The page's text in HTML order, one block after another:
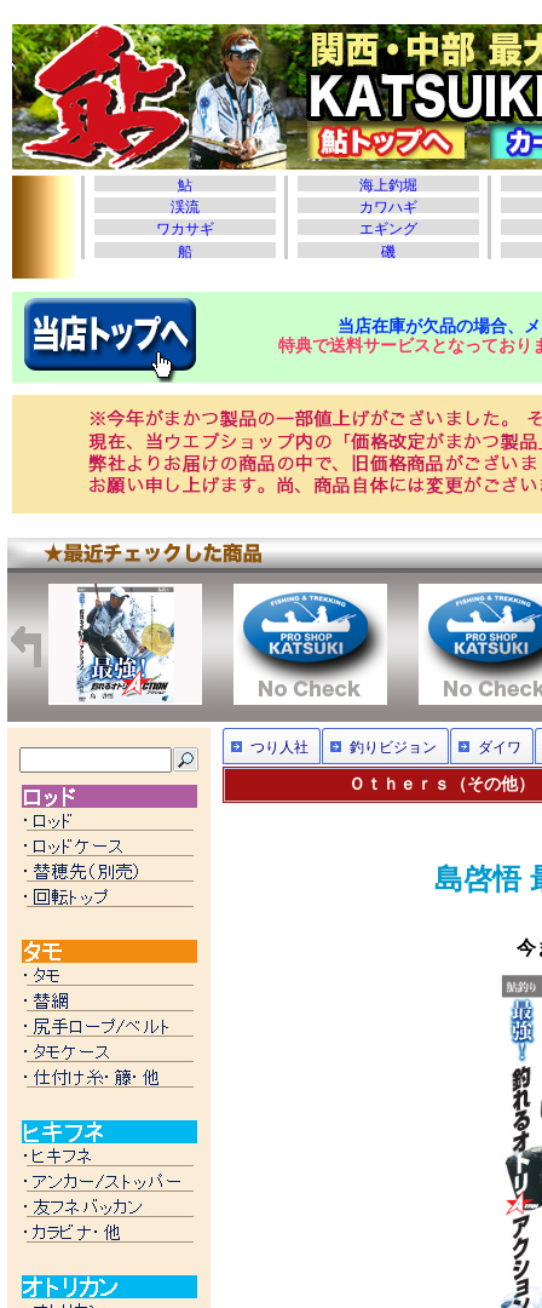
当店在庫が欠品の場合、
特典で送料サービスとなっており
つり人社 釣りビジョン ダイワ
Ｏｔｈｅｒｓ（その他
島啓悟
今